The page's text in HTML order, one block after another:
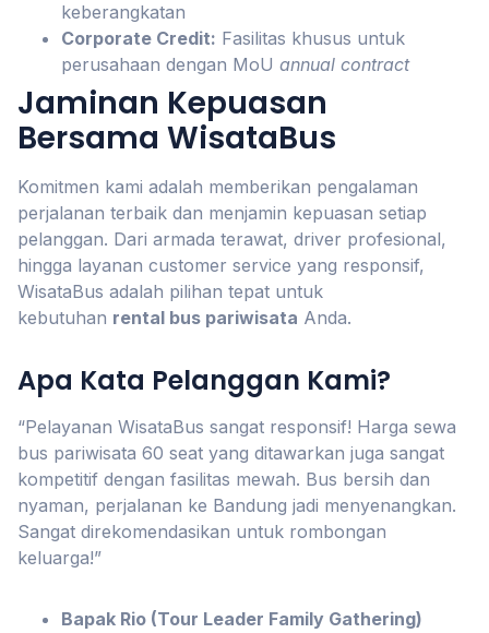
keberangkatan
Corporate Credit: Fasilitas khusus untuk
perusahaan dengan MoU annual contract
Jaminan Kepuasan
Bersama WisataBus
Komitmen kami adalah memberikan pengalaman
perjalanan terbaik dan menjamin kepuasan setiap
pelanggan. Dari armada terawat, driver profesional,
hingga layanan customer service yang responsif,
WisataBus adalah pilihan tepat untuk
kebutuhan rental bus pariwisata Anda.
Apa Kata Pelanggan Kami?
“Pelayanan WisataBus sangat responsif! Harga sewa
bus pariwisata 60 seat yang ditawarkan juga sangat
kompetitif dengan fasilitas mewah. Bus bersih dan
nyaman, perjalanan ke Bandung jadi menyenangkan.
Sangat direkomendasikan untuk rombongan
keluarga!”
Bapak Rio (Tour Leader Family Gathering)